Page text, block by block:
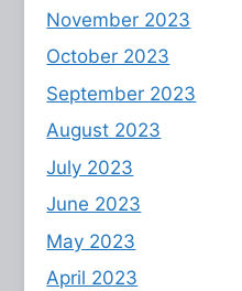
November 2023
October 2023
September 2023
August 2023
July 2023
June 2023
May 2023
April 2023